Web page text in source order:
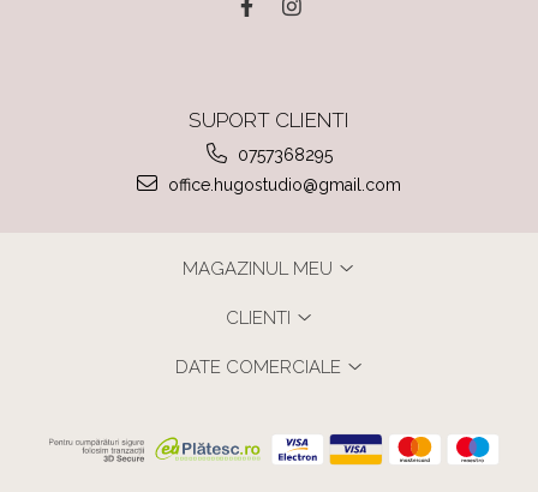
SUPORT CLIENTI
0757368295
office.hugostudio@gmail.com
MAGAZINUL MEU
CLIENTI
DATE COMERCIALE